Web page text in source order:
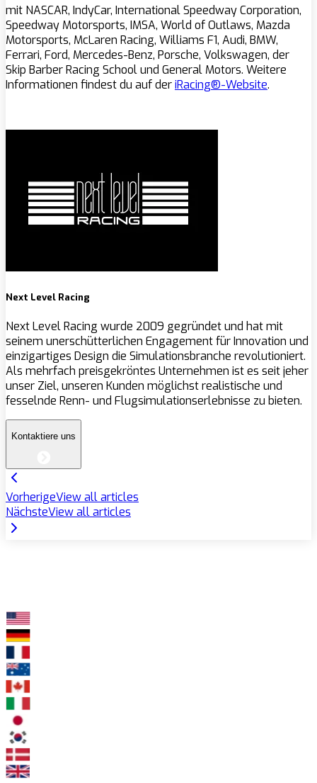
mit NASCAR, IndyCar, International Speedway Corporation,
Speedway Motorsports, IMSA, World of Outlaws, Mazda
Motorsports, McLaren Racing, Williams F1, Audi, BMW,
Ferrari, Ford, Mercedes-Benz, Porsche, Volkswagen, der
Skip Barber Racing School und General Motors. Weitere
Informationen findest du auf deriRacing®-Website.
Next Level Racing
Next Level Racing wurde 2009 gegründet und hat mit
seinem unerschütterlichen Engagement für Innovation und
einzigartiges Design die Simulationsbranche revolutioniert.
Als mehrfach preisgekröntes Unternehmen ist es seit jeher
unser Ziel, unseren Kunden möglichst realistische und
fesselnde Renn- und Flugsimulationserlebnisse zu bieten.
Kontaktiere uns
VorherigeView all articles
NächsteView all articles